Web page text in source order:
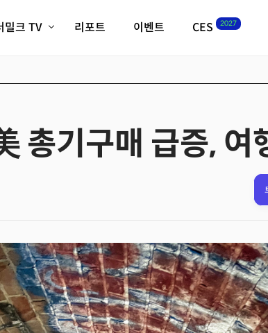
밀크 TV
스의 뉴욕 시그널
리포트 이벤트 CES 2027
필드 가이드
CES2027 with
총기구매 급증, 여